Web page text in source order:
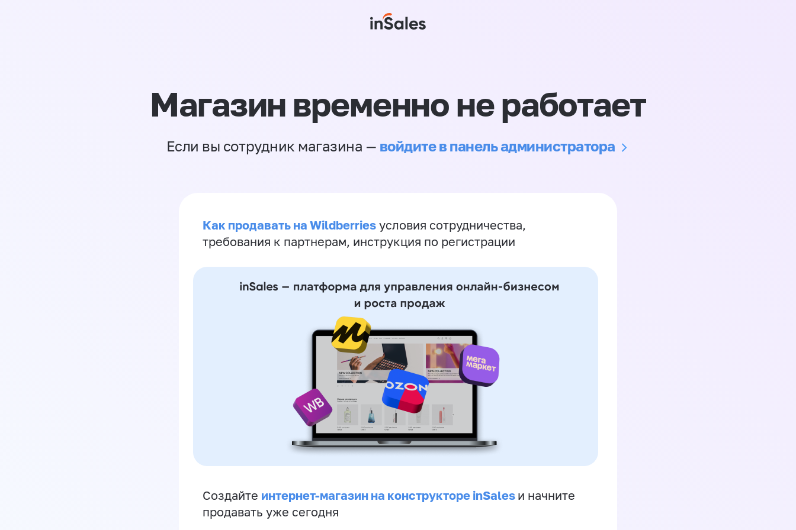
Магазин временно не работает
Если вы сотрудник магазина — войдите в панель администратора
Как продавать на Wildberries условия сотрудничества,
требования к партнерам, инструкция по регистрации
Создайте интернет-магазин на конструкторе inSales и начните
продавать уже сегодня